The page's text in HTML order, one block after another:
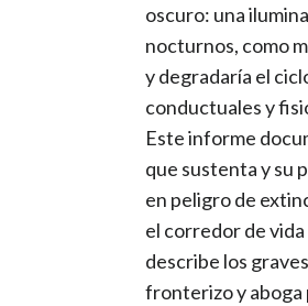
oscuro: una
nocturnos, como
y degradaría el
conductuales y
Este informe
que sustenta y su
en peligro de
el corredor de
describe los
fronterizo y